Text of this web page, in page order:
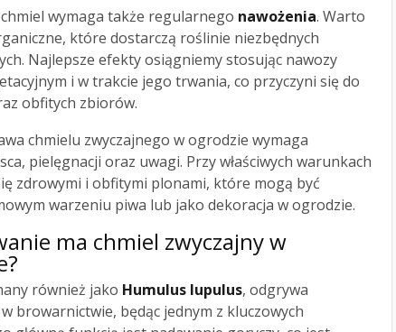
wymaga także regularnego nawożenia. Warto
które dostarczą roślinie niezbędnych
Najlepsze efekty osiągniemy stosując nawozy
i w trakcie jego trwania, co przyczyni się do
obfitych zbiorów.
chmielu zwyczajnego w ogrodzie wymaga
pielęgnacji oraz uwagi. Przy właściwych warunkach
zdrowymi i obfitymi plonami, które mogą być
warzeniu piwa lub jako dekoracja w ogrodzie.
ma chmiel zwyczajny w
również jako Humulus lupulus, odgrywa
browarnictwie, będąc jednym z kluczowych